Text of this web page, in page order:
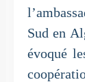
Sud en
évoqué